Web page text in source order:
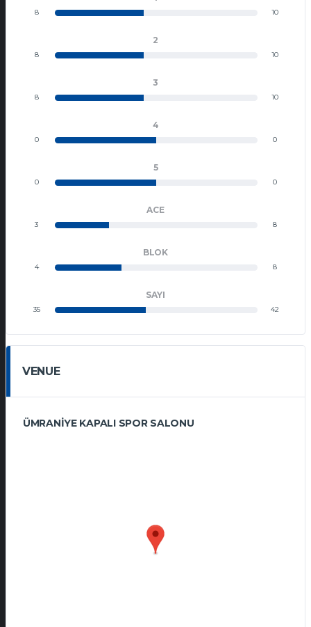
8 10
2
8 10
3
8 10
4
0 0
5
0 0
ACE
3 8
BLOK
4 8
SAYI
35 42
VENUE
ÜMRANIYE KAPALI SPOR SALONU